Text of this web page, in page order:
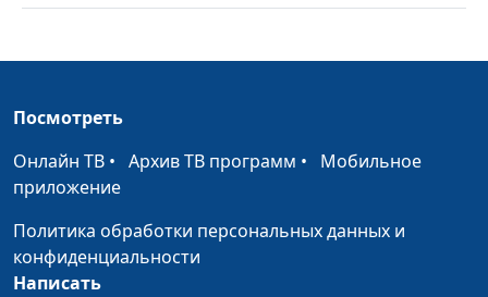
Посмотреть
Онлайн ТВ • Архив ТВ программ • Мобильное
приложение
Политика обработки персональных данных и
конфиденциальности
Написать